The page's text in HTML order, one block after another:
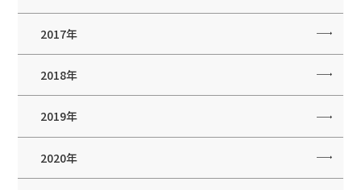
2017年
2018年
2019年
2020年